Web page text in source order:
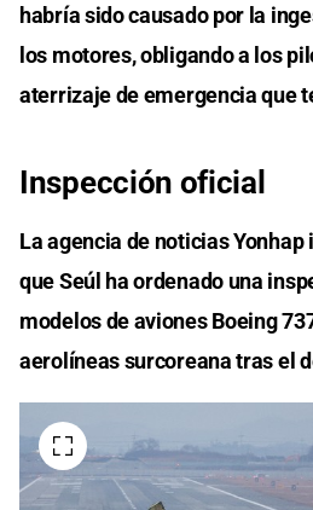
habría sido causado por la
los motores, obligando a los
aterrizaje de emergencia que
Inspección oficial
La agencia de noticias
que Seúl ha ordenado una
modelos de aviones Boeing
aerolíneas surcoreana tras el